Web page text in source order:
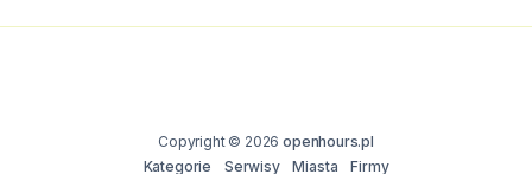
Copyright © 2026openhours.pl
Kategorie
Serwisy Miasta
Firmy